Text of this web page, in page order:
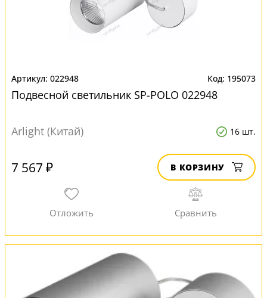
022948 195073
Подвесной светильник SP-POLO 022948
Arlight (Китай) 16 шт.
7 567 ₽ В КОРЗИНУ